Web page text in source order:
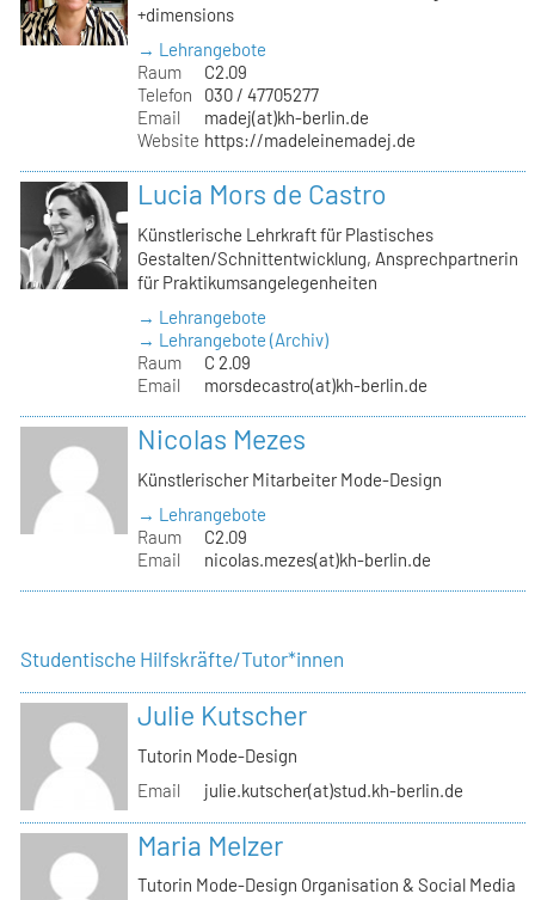
+dimensions
→ Lehrangebote
Raum
C2.09
Telefon
030 / 47705277
Email
madej(at)kh-berlin.de
Website https://madeleinemadej.de
Lucia Mors de Castro
Künstlerische Lehrkraft für Plastisches
Gestalten/Schnittentwicklung, Ansprechpartnerin
für Praktikumsangelegenheiten
→ Lehrangebote
→ Lehrangebote (Archiv)
Raum
C 2.09
Email
morsdecastro(at)kh-berlin.de
Nicolas Mezes
Künstlerischer Mitarbeiter Mode-Design
→ Lehrangebote
Raum
C2.09
Email
nicolas.mezes(at)kh-berlin.de
Studentische Hilfskräfte/Tutor*innen
Julie Kutscher
Tutorin Mode-Design
Email
julie.kutscher(at)stud.kh-berlin.de
Maria Melzer
Tutorin Mode-Design Organisation & Social Media